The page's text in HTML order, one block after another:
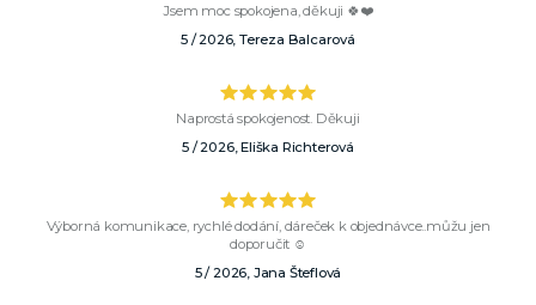
Jsem moc spokojena, děkuji 🍀❤️
5 / 2026, Tereza Balcarová
Naprostá spokojenost. Děkuji
5 / 2026, Eliška Richterová
Výborná komunikace, rychlé dodání, dáreček k objednávce..můžu jen
doporučit ☺️
5 / 2026, Jana Šteflová